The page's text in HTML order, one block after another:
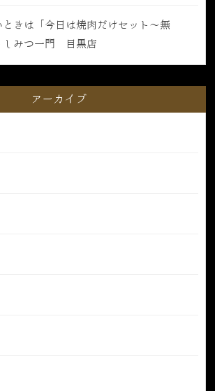
きは「今日は焼肉だけセット〜無
しみつ一門 目黒店
アーカイブ